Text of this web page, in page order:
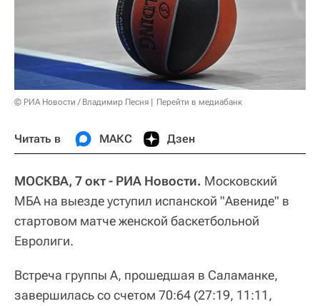
© РИА Новости / Владимир Песня Перейти в медиабанк
Читать в МАКС Дзен
МОСКВА, 7 окт - РИА Новости. Московский
МБА на выезде уступил испанской "Авениде" в
стартовом матче женской баскетбольной
Евролиги.
Встреча группы А, прошедшая в Саламанке,
завершилась со счетом 70:64 (27:19, 11:11,